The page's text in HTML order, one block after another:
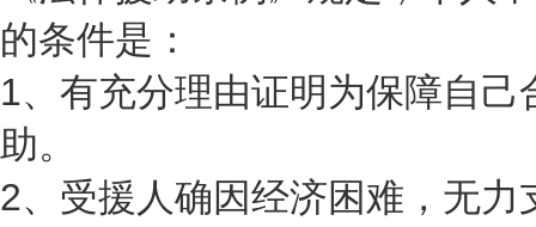
的条件是：
1、有充分理由证明为保障自
助。
2、受援人确因经济困难，无力